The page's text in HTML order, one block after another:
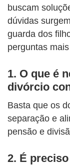
buscam
dúvidas
guarda dos
perguntas
1. O que é
divórcio
Basta que os
separação e
pensão e
2. É